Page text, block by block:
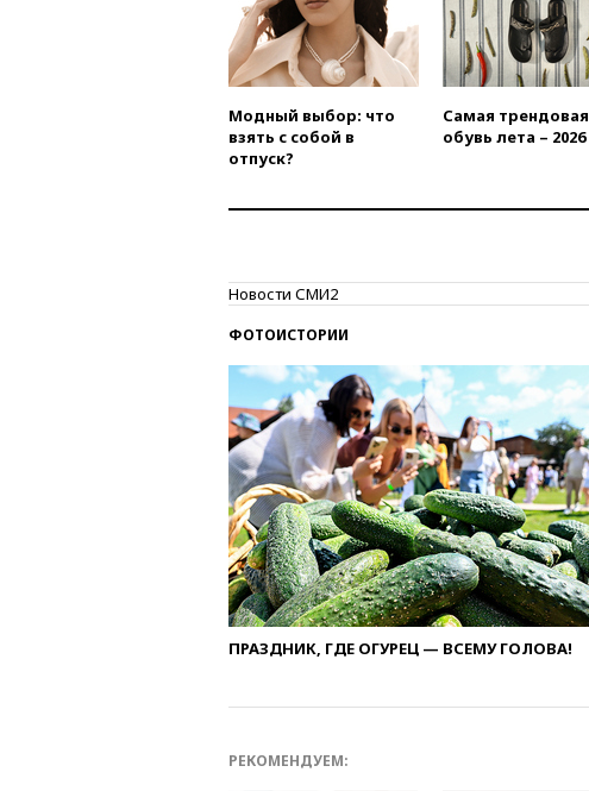
Модный выбор: что
взять с собой в
отпуск?
Самая трендовая
обувь лета – 2026
Новости СМИ2
ФОТОИСТОРИИ
ПРАЗДНИК, ГДЕ ОГУРЕЦ — ВСЕМУ ГОЛОВА!
РЕКОМЕНДУЕМ: